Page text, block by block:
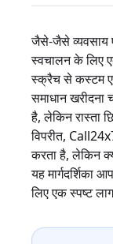
जैसे-जैसे व्यवसाय
स्वचालन के लिए
स्क्रैच से कस्टम
समाधान
है, लेकिन रास्ता
विपरीत,
करता है, लेकिन
यह मार्गदर्शिका
लिए एक स्पष्ट